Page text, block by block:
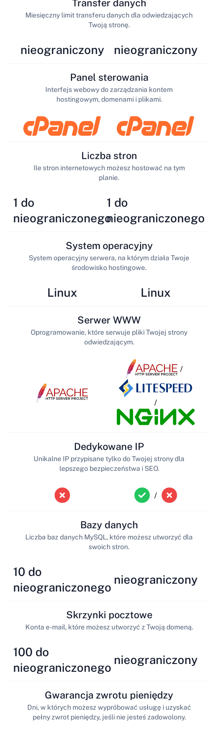
nieograniczony
Transfer danych
Miesięczny limit transferu danych dla odwiedzających
Twoją stronę.
nieograniczony
Panel sterowania
Interfejs webowy do zarządzania kontem
hostingowym, domenami i plikami.
1 do
nieograniczonego
Liczba stron
Ile stron internetowych możesz hostować na tym
planie.
1 do
nieograniczonego
Linux
System operacyjny
System operacyjny serwera, na którym działa Twoje
środowisko hostingowe.
Linux
Serwer WWW
Oprogramowanie, które serwuje pliki Twojej strony
odwiedzającym.
/
/
Dedykowane IP
Unikalne IP przypisane tylko do Twojej strony dla
lepszego bezpieczeństwa i SEO.
/
10 do
nieograniczonego
Bazy danych
Liczba baz danych MySQL, które możesz utworzyć dla
swoich stron.
nieograniczony
100 do
nieograniczonego
Skrzynki pocztowe
Konta e-mail, które możesz utworzyć z Twoją domeną.
nieograniczony
Gwarancja zwrotu pieniędzy
Dni, w których możesz wypróbować usługę i uzyskać
pełny zwrot pieniędzy, jeśli nie jesteś zadowolony.